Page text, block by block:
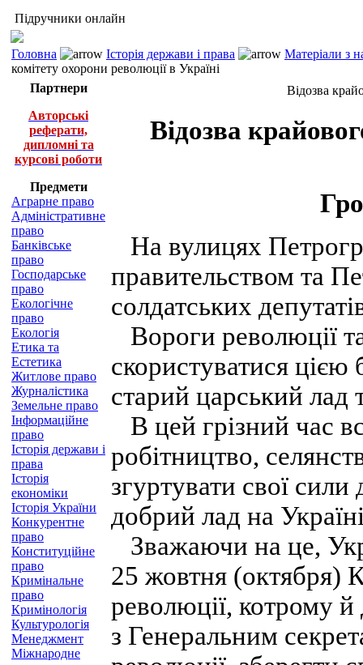
Підручники онлайн
Головна Історія держави і права
Матеріали з
комітету охорони революції в Україні
Партнери
Авторські
реферати,
дипломні та
курсові роботи
Предмети
Аграрне право
Адміністративне
право
Банківське
право
Господарське
право
Екологічне
право
Екологія
Етика та
Естетика
Житлове право
Журналістика
Земельне право
Інформаційне
право
Історія держави і
права
Історія
економіки
Історія України
Конкурентне
право
Конституційне
право
Кримінальне
право
Кримінологія
Культурологія
Менеджмент
Міжнародне
Відозва
Відозва
На вулицях
правительством та
солдатських
Вороги революції
скористуватися
старий царський
В цей грізний час
робітництво,
згуртувати свої
добрий лад на
Зважаючи на це,
25 жовтня (октября)
революції, котрому
з Генеральним